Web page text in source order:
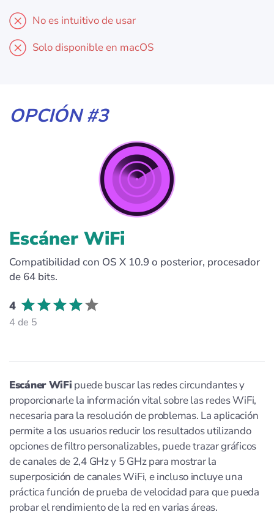
No es intuitivo de usar
Solo disponible en macOS
OPCIÓN #3
Escáner WiFi
Compatibilidad con OS X 10.9 o posterior, procesador
de 64 bits.
4
4 de 5
Escáner WiFi puede buscar las redes circundantes y
proporcionarle la información vital sobre las redes WiFi,
necesaria para la resolución de problemas. La aplicación
permite a los usuarios reducir los resultados utilizando
opciones de filtro personalizables, puede trazar gráficos
de canales de 2,4 GHz y 5 GHz para mostrar la
superposición de canales WiFi, e incluso incluye una
práctica función de prueba de velocidad para que pueda
probar el rendimiento de la red en varias áreas.